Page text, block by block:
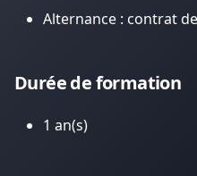
Alternance : contrat
Durée de formation
1 an(s)